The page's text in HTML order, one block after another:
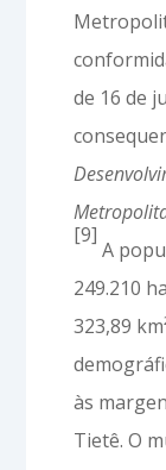
de 16 de
[9]
A
249.210
323,89
às
Tietê. O